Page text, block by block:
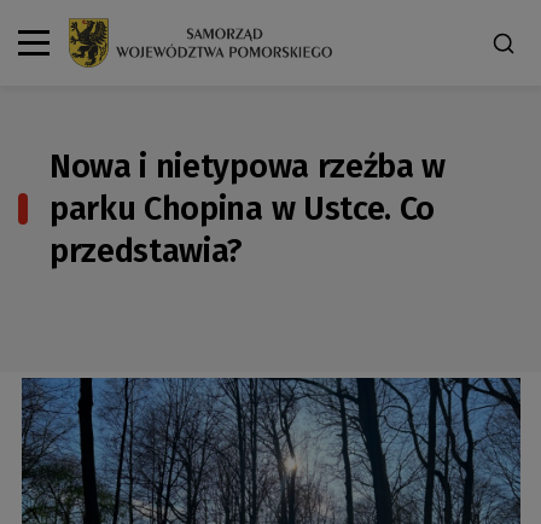
Nowa i nietypowa rzeźba w
parku Chopina w Ustce. Co
przedstawia?